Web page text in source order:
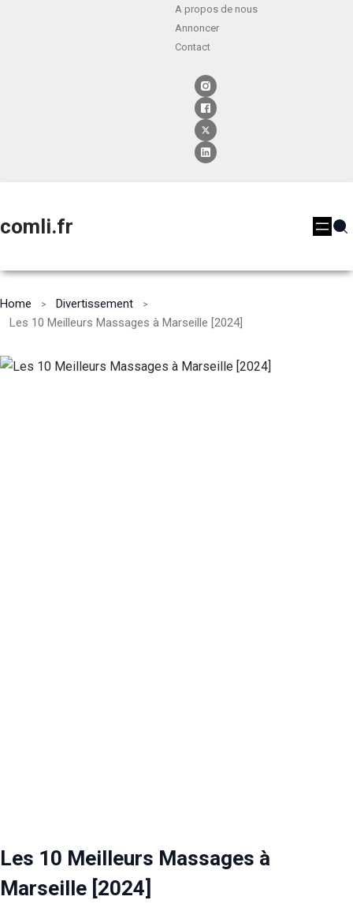
A propos de nous
Annoncer
Contact
comli.fr
Home
Divertissement
Les 10 Meilleurs Massages à Marseille [2024]
Les 10 Meilleurs Massages à
Marseille [2024]